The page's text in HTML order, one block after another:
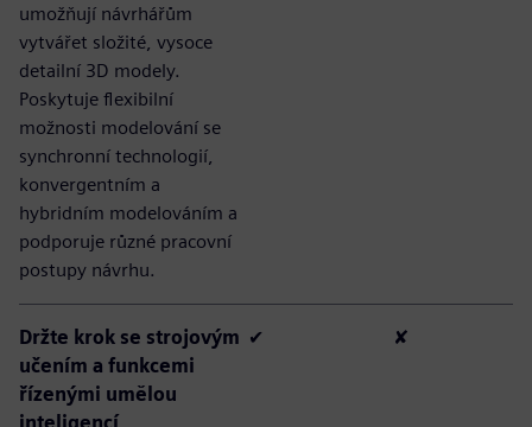
umožňují návrhářům
vytvářet složité, vysoce
detailní 3D modely.
Poskytuje flexibilní
možnosti modelování se
synchronní technologií,
konvergentním a
hybridním modelováním a
podporuje různé pracovní
postupy návrhu.
Držte krok se strojovým
učením a funkcemi
řízenými umělou
inteligencí
✔ ✘